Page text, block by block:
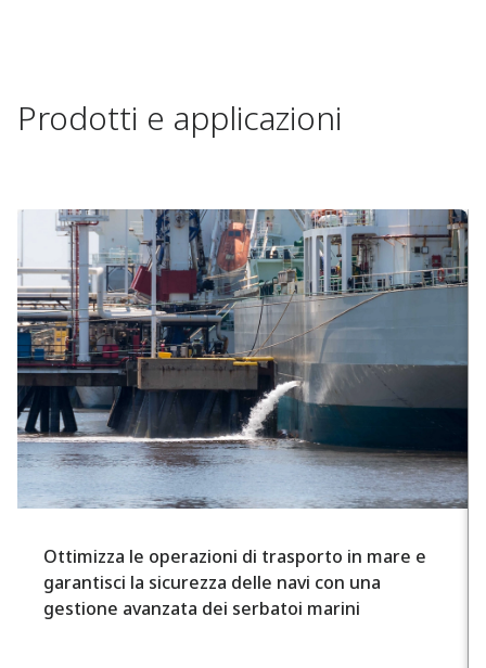
Prodotti e applicazioni
Ottimizza le operazioni di trasporto in mare e
garantisci la sicurezza delle navi con una
gestione avanzata dei serbatoi marini